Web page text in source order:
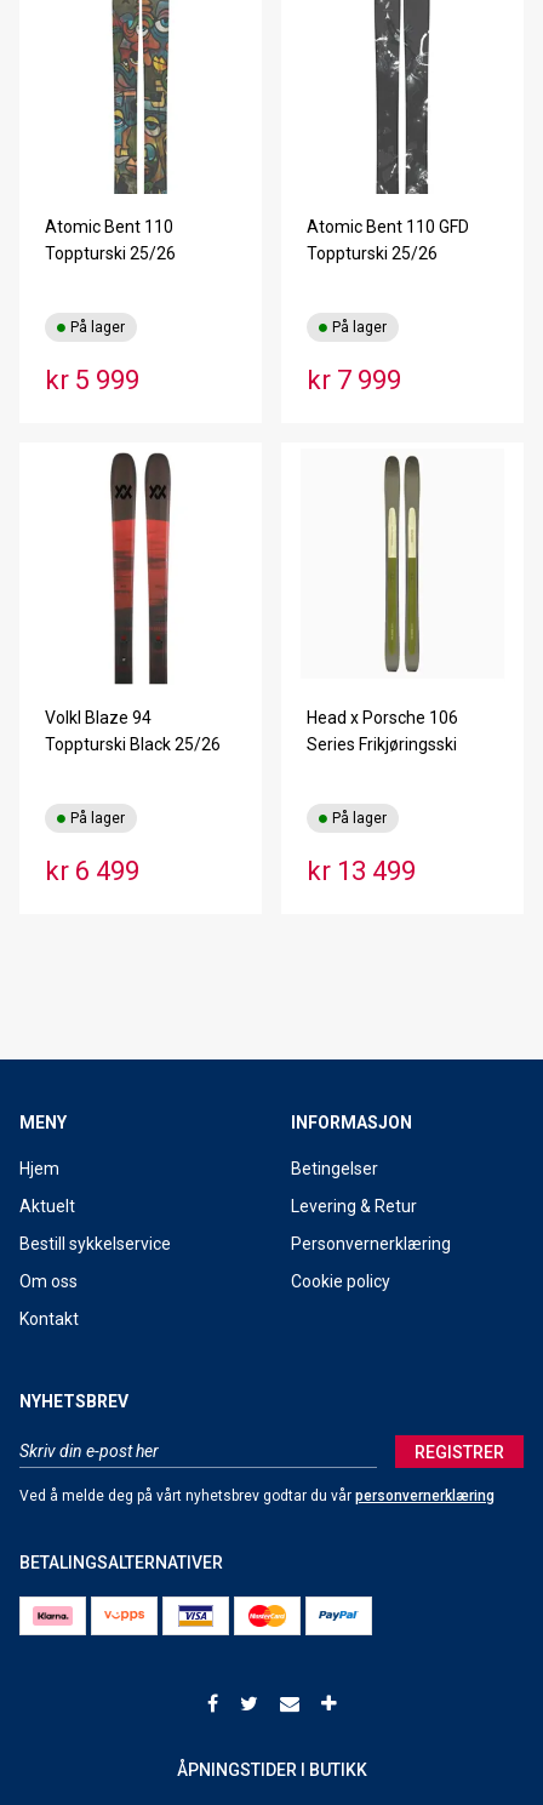
Atomic Bent 110
Toppturski 25/26
kr 5 999
På lager
Atomic Bent 110 GFD
Toppturski 25/26
kr 7 999
På lager
Volkl Blaze 94
Toppturski Black 25/26
kr 6 499
På lager
Head x Porsche 106
Series Frikjøringsski
kr 13 499
På lager
MENY
Hjem
Aktuelt
Bestill sykkelservice
Om oss
Kontakt
INFORMASJON
Betingelser
Levering & Retur
Personvernerklæring
Cookie policy
NYHETSBREV
REGISTRER
Ved å melde deg på vårt nyhetsbrev godtar du vår personvernerklæring
BETALINGSALTERNATIVER
ÅPNINGSTIDER I BUTIKK